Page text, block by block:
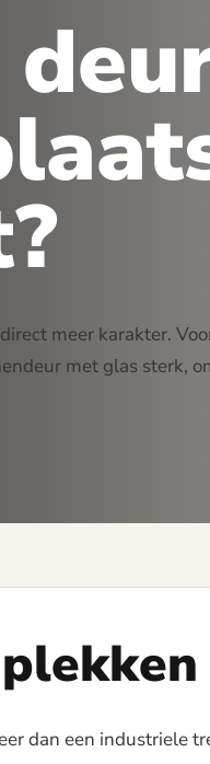
meer karakter.
met glas sterk,
dan een industriele